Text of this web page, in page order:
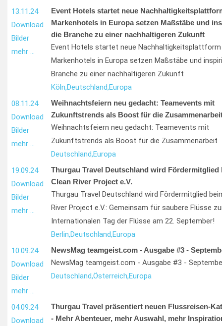
13.11.24
Download
Bilder
mehr …
Event Hotels startet neue
Markenhotels in Europa setzen Maßstäbe und
die Branche zu einer nachhaltigeren Zukunft
Event Hotels startet neue Nachhaltigkeitsplattform
Markenhotels in Europa setzen Maßstäbe und
Branche zu einer nachhaltigeren Zukunft
Köln,Deutschland,Europa
08.11.24
Download
Bilder
mehr …
Weihnachtsfeiern neu gedacht: Teamevents mit
Zukunftstrends als Boost für die
Weihnachtsfeiern neu gedacht: Teamevents mit
Zukunftstrends als Boost für die Zusammenarbeit
Deutschland,Europa
19.09.24
Download
Bilder
mehr …
Thurgau Travel Deutschland wird Fördermitglied
Clean River Project e.V.
Thurgau Travel Deutschland wird Fördermitglied
River Project e.V.: Gemeinsam für saubere Flüsse
Internationalen Tag der Flüsse am 22. September!
Berlin,Deutschland,Europa
10.09.24
Download
Bilder
mehr …
NewsMag teamgeist.com - Ausgabe #3 -
NewsMag teamgeist.com - Ausgabe #3 -
Deutschland,Österreich,Europa
04.09.24
Download
Thurgau Travel präsentiert neuen Flussreisen-
- Mehr Abenteuer, mehr Auswahl, mehr